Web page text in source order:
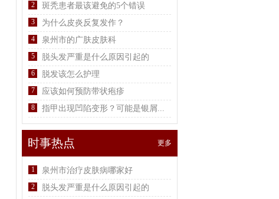
2 斑秃患者最该避免的5个错误
3 为什么皮炎反复发作？
4 泉州市的广肤皮肤科
5 脱头发严重是什么原因引起的
6 脱发该怎么护理
7 应该如何预防带状疱疹
8 指甲出现凹陷变形？可能是银屑...
时事热点 更多
1 泉州市治疗皮肤病哪家好
2 脱头发严重是什么原因引起的